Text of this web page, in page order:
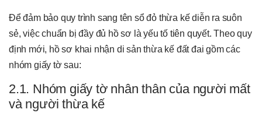
Để đảm bảo quy trình sang tên sổ đỏ thừa kế diễn ra suôn
sẻ, việc chuẩn bị đầy đủ hồ sơ là yếu tố tiên quyết. Theo quy
định mới, hồ sơ khai nhận di sản thừa kế đất đai gồm các
nhóm giấy tờ sau:
2.1. Nhóm giấy tờ nhân thân của người mất
và người thừa kế